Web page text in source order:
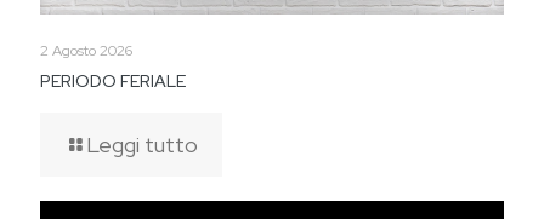
2 Agosto 2026
PERIODO FERIALE
Leggi tutto